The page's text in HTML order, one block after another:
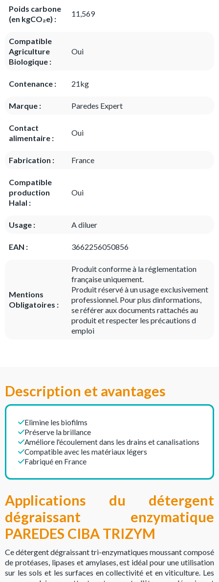
Poids carbone
(en kgCO₂e) :
11,569
Compatible
Agriculture
Biologique :
Oui
Contenance : 21kg
Marque : Paredes Expert
Contact
alimentaire :
Oui
Fabrication : France
Compatible
production
Halal :
Oui
Usage : A diluer
EAN : 3662256050856
Mentions
Obligatoires :
Produit conforme à la réglementation
française uniquement.
Produit réservé à un usage exclusivement
professionnel. Pour plus dinformations,
se référer aux documents rattachés au
produit et respecter les précautions d
emploi
Description et avantages
Elimine les biofilms
Préserve la brillance
Améliore l'écoulement dans les drains et canalisations
Compatible avec les matériaux légers
Fabriqué en France
Applications du détergent
dégraissant enzymatique
PAREDES CIBA TRIZYM
Ce détergent dégraissant tri-enzymatiques moussant composé
de protéases, lipases et amylases, est idéal pour une utilisation
sur les sols et les surfaces en collectivité et en viticulture. Les